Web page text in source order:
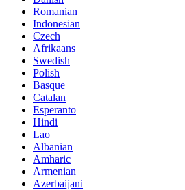
Romanian
Indonesian
Czech
Afrikaans
Swedish
Polish
Basque
Catalan
Esperanto
Hindi
Lao
Albanian
Amharic
Armenian
Azerbaijani